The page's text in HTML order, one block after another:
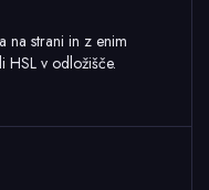
na strani in z enim
HSL v odložišče.